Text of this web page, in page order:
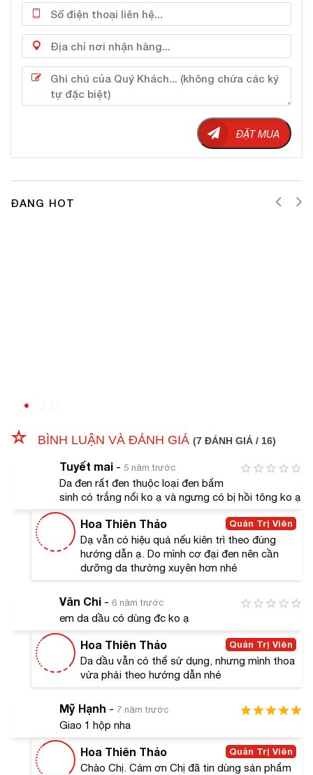
của bạn cũng sẽ được tái sinh collagen từ đó duy trì độ
ẩm tối đa cho bề mặt da.
UV. Chính vì lẽ ấy làn da của các cô nàng được bảo vệ
Royal Jelly
Đây chính là thành phần có chứa vitamin, axit amin
nhằm dưỡng ẩm và phòng ngừa lão hóa da hiệu quả.
Co-Enzyme Q10
Sự trợ giúp của thần dược này đóng vai trò cực kỳ
quan trọng trong việc chống oxy hóa và hỗ trợ chống
các gốc tự do. Khi kết hợp cùng với những chất chống
lại cho các cô nàng làn da trắng hồng tươi trẻ.
ĐẶT MUA
ĐANG HOT
BÌNH LUẬN VÀ ĐÁNH GIÁ (7 ĐÁNH GIÁ / 16)
Tuyết mai - 5 năm trước
Da đen rất đen thuộc loại đen bẩm
sinh có trắng nổi ko ạ và ngưng có bị hồi tông ko ạ
Quản Trị Viên
Hoa Thiên Thảo
Dạ vẫn có hiệu quả nếu kiên trì theo đúng
hướng dẫn ạ. Do mình cơ đại đen nên cần
dưỡng da thường xuyên hơn nhé
Vân Chi - 6 năm trước
em da dầu có dùng đc ko ạ
Quản Trị Viên
Hoa Thiên Thảo
Da dầu vẫn có thể sử dụng, nhưng mình thoa
vừa phải theo hướng dẫn nhé
Mỹ Hạnh - 7 năm trước
Giao 1 hộp nha
Quản Trị Viên
Hoa Thiên Thảo
Chào Chị. Cám ơn Chị đã tin dùng sản phẩm